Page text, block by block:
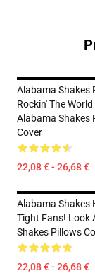
Alabama Shakes
Rockin' The World
Alabama Shakes
Cover
22,08 € - 26,68 €
Alabama Shakes
Tight Fans! Look
Shakes Pillows
22,08 € - 26,68 €